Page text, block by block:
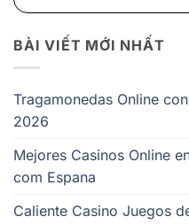
BÀI VIẾT MỚI NHẤT
Tragamonedas Online
2026
Mejores Casinos Online
com Espana
Caliente Casino Juegos